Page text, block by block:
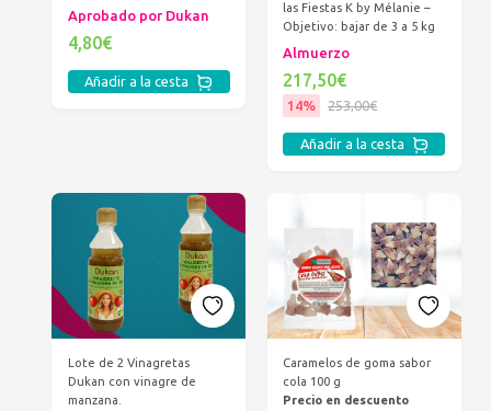
Aprobado por Dukan
4,80€
Añadir a la cesta
las Fiestas K by Mélanie –
Objetivo: bajar de 3 a 5 kg
Almuerzo
217,50€
14% 253,00€
Añadir a la cesta
Lote de 2 Vinagretas
Dukan con vinagre de
manzana.
Caramelos de goma sabor
cola 100 g
Precio en descuento